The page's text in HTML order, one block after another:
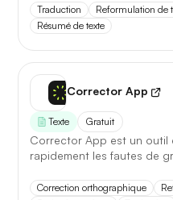
Traduction Reformulation de
Résumé de texte
Corrector App
Texte Gratuit
Corrector App est un
rapidement les fautes de
Correction orthographique